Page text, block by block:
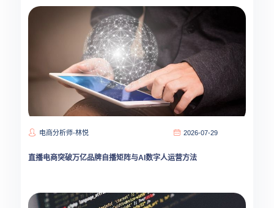
电商分析师-林悦 2026-07-29
直播电商突破万亿品牌自播矩阵与AI数字人运营方法